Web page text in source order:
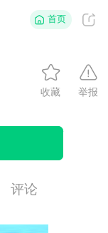
首页
收藏 举报
评论